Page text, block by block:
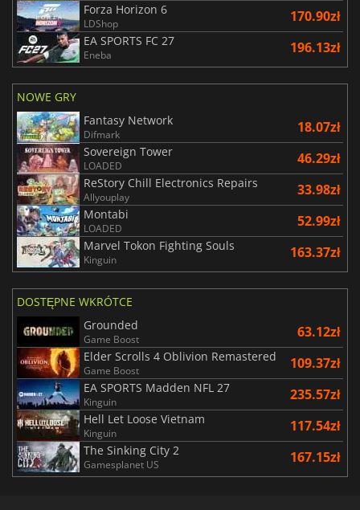
Forza Horizon 6
LDShop 170.90zł
EA SPORTS FC 27
Eneba 196.13zł
NOWE GRY
Fantasy Network
Difmark 18.07zł
Sovereign Tower
LOADED 46.29zł
ReStory Chill Electronics Repairs
Allyouplay 33.98zł
Montabi
LOADED 52.99zł
Marvel Tokon Fighting Souls
Kinguin 163.37zł
DOSTĘPNE WKRÓTCE
Grounded
Game Boost 63.12zł
Elder Scrolls 4 Oblivion Remastered
Game Boost 109.37zł
EA SPORTS Madden NFL 27
Kinguin 235.57zł
Hell Let Loose Vietnam
Kinguin 117.54zł
The Sinking City 2
Gamesplanet US 167.15zł